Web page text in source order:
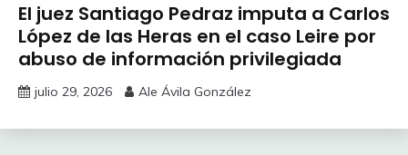
El juez Santiago Pedraz imputa a Carlos
López de las Heras en el caso Leire por
abuso de información privilegiada
julio 29, 2026 Ale Ávila González